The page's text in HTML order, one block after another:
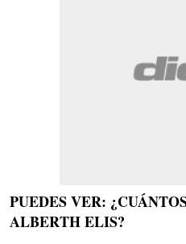
PUEDES VER:
ALBERTH ELIS?